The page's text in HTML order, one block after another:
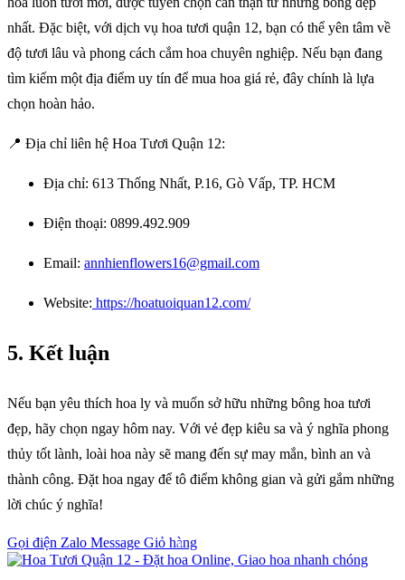
nhất. Đặc biệt, với dịch vụ hoa tươi quận 12, bạn có thể yên tâm về
độ tươi lâu và phong cách cắm hoa chuyên nghiệp. Nếu bạn đang
tìm kiếm một địa điểm uy tín để mua hoa giá rẻ, đây chính là lựa
chọn hoàn hảo.
📍 Địa chỉ liên hệ Hoa Tươi Quận 12:
Địa chỉ: 613 Thống Nhất, P.16, Gò Vấp, TP. HCM
Điện thoại: 0899.492.909
Email: annhienflowers16@gmail.com
Website: https://hoatuoiquan12.com/
5. Kết luận
Nếu bạn yêu thích hoa ly và muốn sở hữu những bông hoa tươi
đẹp, hãy chọn ngay hôm nay. Với vẻ đẹp kiêu sa và ý nghĩa phong
thủy tốt lành, loài hoa này sẽ mang đến sự may mắn, bình an và
thành công. Đặt hoa ngay để tô điểm không gian và gửi gắm những
lời chúc ý nghĩa!
Gọi điện Zalo Message 0
Giỏ hàng